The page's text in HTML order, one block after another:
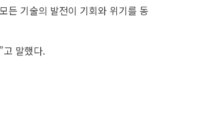
든 기술의 발전이 기회와 위기를 동
고 말했다.